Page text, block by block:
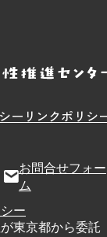
ー リンクポリシ
お問合せフォー
ム
ー
東京都から委託